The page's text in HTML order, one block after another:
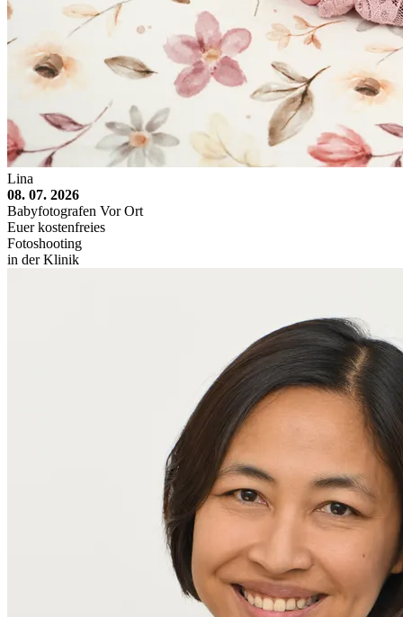
Lina
08. 07. 2026
Babyfotografen Vor Ort
Euer kostenfreies
Fotoshooting
in der Klinik